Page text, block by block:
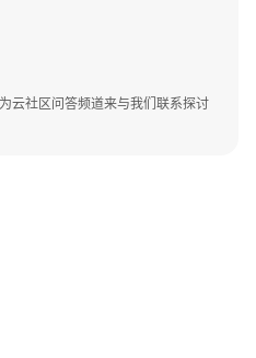
云社区问答频道来与我们联系探讨